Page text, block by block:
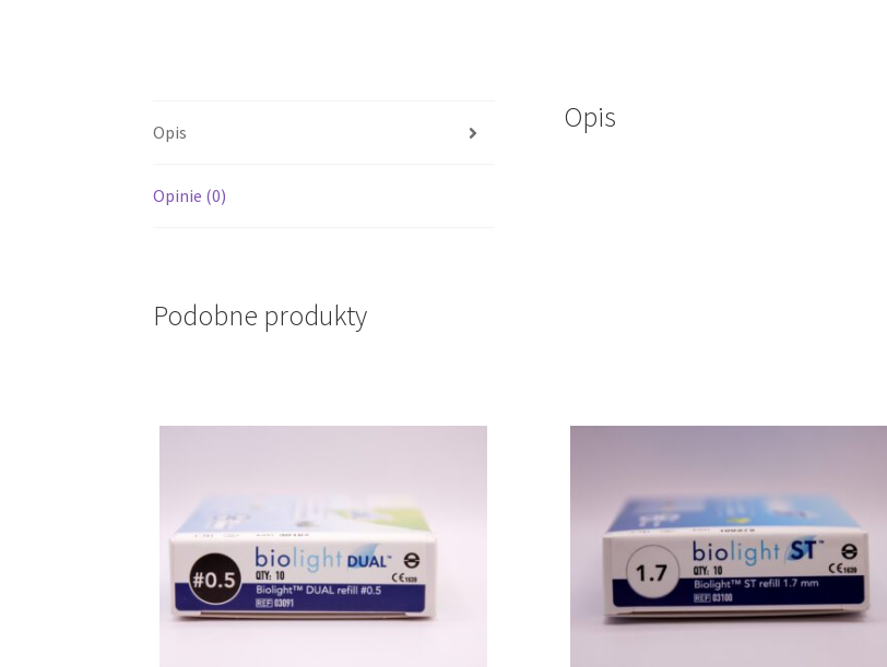
Opis
Opinie (0)
Opis
Podobne produkty